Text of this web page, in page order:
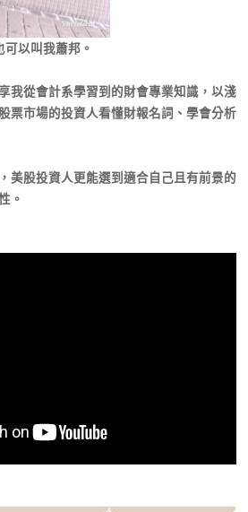
以叫我蕭邦。
我從會計系學習到的財會專業知識，以淺
票市場的投資人看懂財報名詞、學會分析
美股投資人更能選到適合自己且有前景的
。